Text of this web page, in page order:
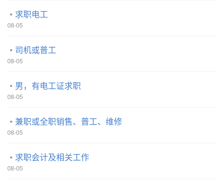
求职电工
08-05
司机或普工
08-05
男，有电工证求职
08-05
兼职或全职销售、普工、维修
08-05
求职会计及相关工作
08-05